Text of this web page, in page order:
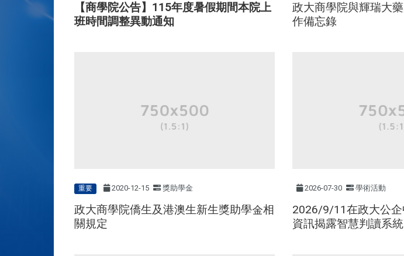
【商學院公告】115年度暑假期間本院上
班時間調整異動通知
政大商學院與輝瑞大
作備忘錄
重要 2020-12-15 獎助學金
政大商學院僑生及港澳生新生獎助學金相
關規定
2026-07-30 學術活動
2026/9/11在政大公
資訊揭露智慧判讀系